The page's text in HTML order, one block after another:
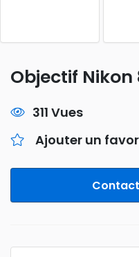
Objectif Nikon
311 Vues
Ajouter un